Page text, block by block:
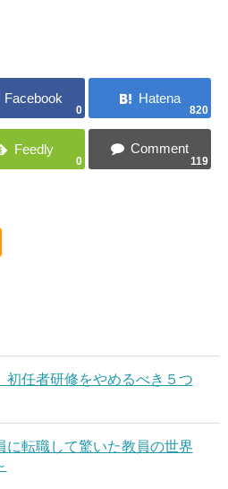
0 820
0 119
初任者研修をやめるべき５つ
に転職して驚いた教員の世界